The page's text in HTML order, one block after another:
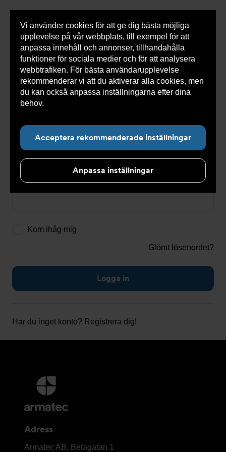
Vi använder cookies för att ge dig bästa möjliga
upplevelse på vår webbplats, till exempel för att
anpassa innehåll och annonser, tillhandahålla
funktioner för sociala medier och för att analysera
webbtrafiken. För bästa användarupplevelse
rekommenderar vi att du aktiverar alla cookies, men
du kan också anpassa inställningarna efter dina
behov.
Acceptera rekommenderade inställningar
Anpassa inställningar
0 varorSnabborder
Du
här:
Armatec > Logga in
Logga in
E-postadress
Lösenord
Kom ihåg mig
Glömt lösenordet?
Har du inget konto? Registrera dig!
Ytterligare
information
och
Adress
Armatec
Armatec AB, Betagatan 1